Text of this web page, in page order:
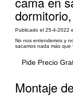
Publicado el 25-4-2022
No nos entendemos y
sacamos nada más que
Pide Precio
Montaje